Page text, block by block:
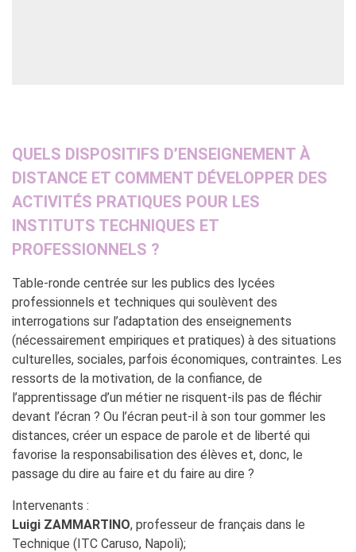
QUELS DISPOSITIFS D’ENSEIGNEMENT À
DISTANCE ET COMMENT DÉVELOPPER DES
ACTIVITÉS PRATIQUES POUR LES
INSTITUTS TECHNIQUES ET
PROFESSIONNELS ?
Table-ronde centrée sur les publics des lycées
professionnels et techniques qui soulèvent des
interrogations sur l’adaptation des enseignements
(nécessairement empiriques et pratiques) à des situations
culturelles, sociales, parfois économiques, contraintes. Les
ressorts de la motivation, de la confiance, de
l’apprentissage d’un métier ne risquent-ils pas de fléchir
devant l’écran ? Ou l’écran peut-il à son tour gommer les
distances, créer un espace de parole et de liberté qui
favorise la responsabilisation des élèves et, donc, le
passage du dire au faire et du faire au dire ?
Intervenants :
Luigi ZAMMARTINO, professeur de français dans le
Technique (ITC Caruso, Napoli);